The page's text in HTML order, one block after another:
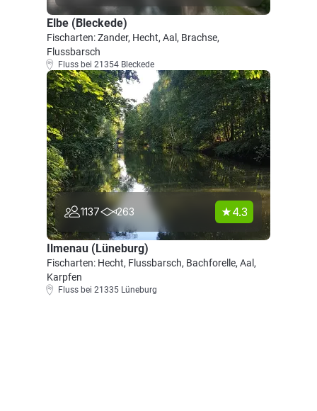
Elbe (Bleckede)
Fischarten: Zander, Hecht, Aal, Brachse,
Flussbarsch
Fluss bei 21354 Bleckede
1137 263 4.3
Ilmenau (Lüneburg)
Fischarten: Hecht, Flussbarsch, Bachforelle, Aal,
Karpfen
Fluss bei 21335 Lüneburg